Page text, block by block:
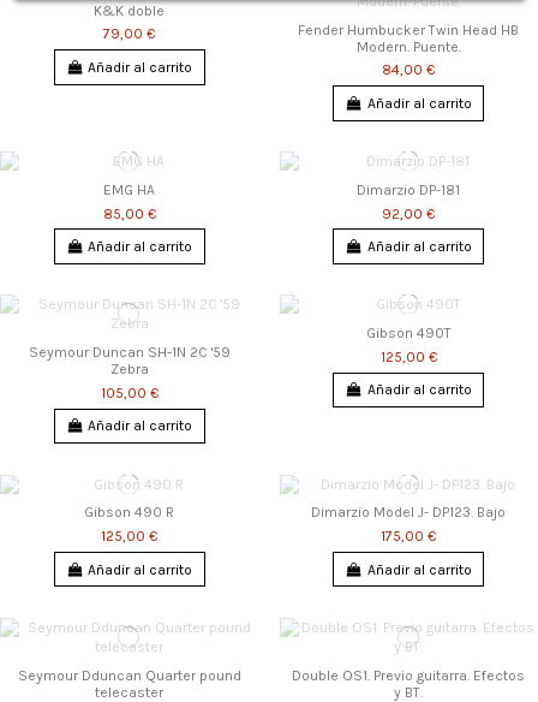
K&K doble
79,00 €
Añadir al carrito
Fender Humbucker Twin Head HB
Modern. Puente.
84,00 €
Añadir al carrito
EMG HA
85,00 €
Añadir al carrito
Dimarzio DP-181
92,00 €
Añadir al carrito
Seymour Duncan SH-1N 2C '59
Zebra
105,00 €
Añadir al carrito
Gibson 490T
125,00 €
Añadir al carrito
Gibson 490 R
125,00 €
Añadir al carrito
Dimarzio Model J- DP123. Bajo
175,00 €
Añadir al carrito
Seymour Dduncan Quarter pound
telecaster
Double OS1. Previo guitarra. Efectos
y BT.